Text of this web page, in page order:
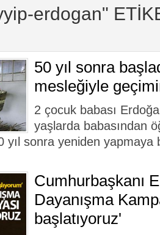
erdogan"
50 yıl sonra
mesleğiyle
2 çocuk babası
yaşlarda babasından
yıl sonra yeniden yapmaya
Cumhurbaşkanı
Dayanışma
başlatıyoruz'